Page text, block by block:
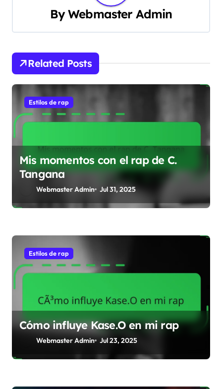
g
a
t
i
o
ByWebmaster Admin
Related Posts
Estilos de rap
Mis momentos con el rap de C.
Tangana
Webmaster Admin Jul 31, 2025
Estilos de rap
Cómo influye Kase.O en mi rap
Webmaster Admin Jul 23, 2025